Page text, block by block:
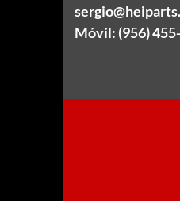
Móvil: (956)